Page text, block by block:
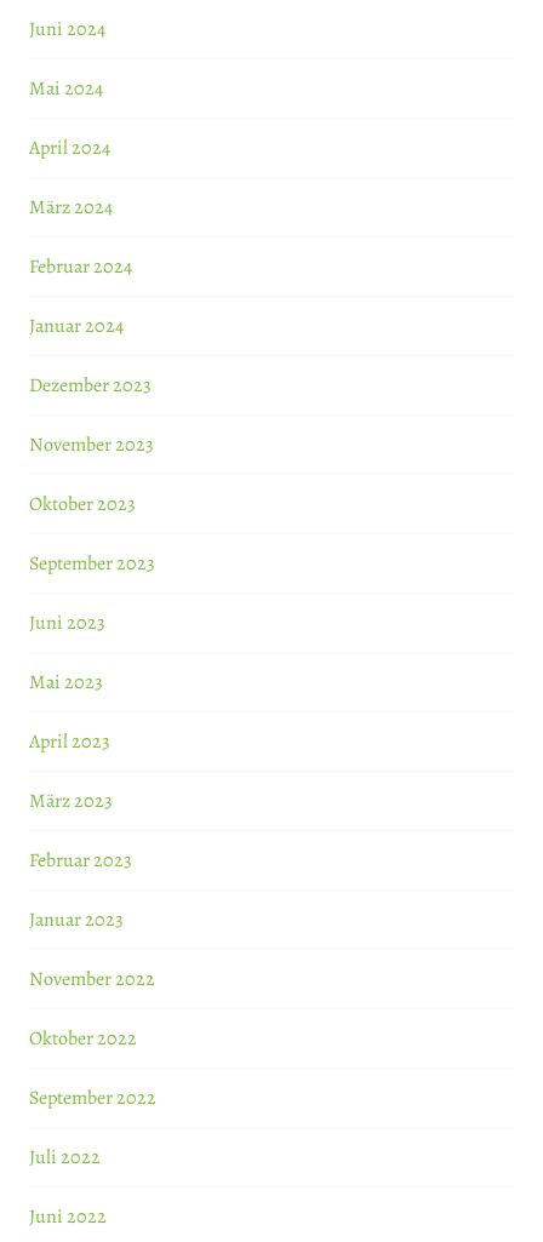
Juni 2024
Mai 2024
April 2024
März 2024
Februar 2024
Januar 2024
Dezember 2023
November 2023
Oktober 2023
September 2023
Juni 2023
Mai 2023
April 2023
März 2023
Februar 2023
Januar 2023
November 2022
Oktober 2022
September 2022
Juli 2022
Juni 2022